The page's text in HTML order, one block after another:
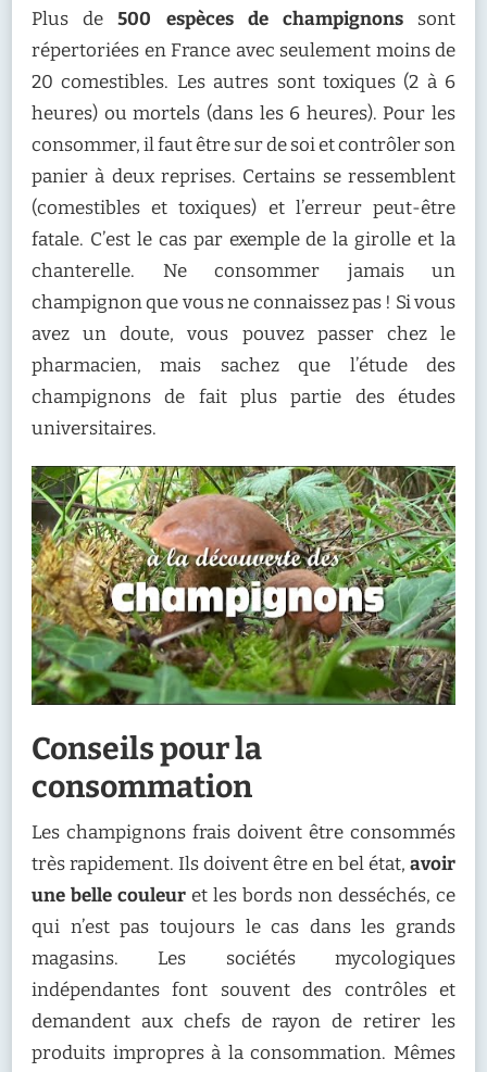
Plus de500 espèces de champignonssont
répertoriées en France avec seulement moins de
20 comestibles. Les autres sont toxiques (2 à 6
heures) ou mortels (dans les 6 heures). Pour les
consommer, il faut être sur de soi et contrôler son
panier à deux reprises. Certains se ressemblent
(comestibles et toxiques) et l’erreur peut-être
fatale. C’est le cas par exemple de la girolle et la
chanterelle. Ne consommer jamais un
champignon que vous ne connaissez pas ! Si vous
avez un doute, vous pouvez passer chez le
pharmacien, mais sachez que l’étude des
champignons de fait plus partie des études
universitaires.
Conseils pour la
consommation
Les champignons frais doivent être consommés
très rapidement. Ils doivent être en bel état, avoir
une belle couleur et les bords non desséchés, ce
qui n’est pas toujours le cas dans les grands
magasins. Les sociétés mycologiques
indépendantes font souvent des contrôles et
demandent aux chefs de rayon de retirer les
produits impropres à la consommation. Mêmes